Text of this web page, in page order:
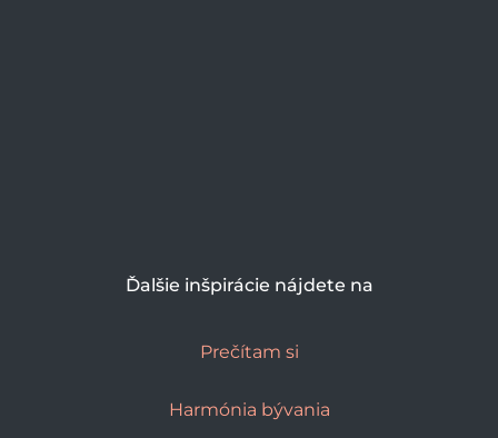
Ďalšie inšpirácie nájdete na
Prečítam si
Harmónia bývania